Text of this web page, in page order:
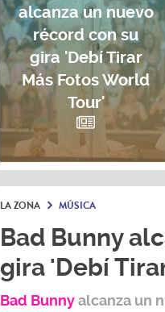
alcanza un nuevo
récord con su
gira 'Debí Tirar
Más Fotos World
Tour'
LA ZONA MÚSICA
Bad Bunny
gira 'Debí
Bad Bunnyalcanza un